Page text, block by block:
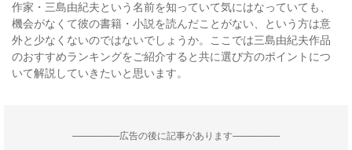
作家・三島由紀夫という名前を知っていて気にはなっていても、
機会がなくて彼の書籍・小説を読んだことがない、という方は意
外と少なくないのではないでしょうか。ここでは三島由紀夫作品
のおすすめランキングをご紹介すると共に選び方のポイントにつ
いて解説していきたいと思います。
--------------------広告の後に記事があります--------------------